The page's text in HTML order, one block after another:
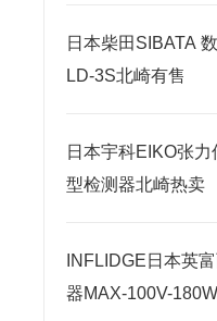
日本柴田SIBATA
LD-3S北崎有售
日本宇科EIKO张
型检测器北崎热卖
INFLIDGE日本英
器MAX-100V-